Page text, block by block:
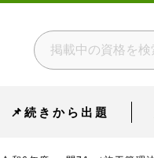
📌続きから出題